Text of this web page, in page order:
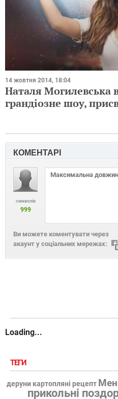
14 жовтня 2014, 18:04
Наталя Могилевська
грандіозне шоу,
КОМЕНТАРІ
символів
999
Ви можете коментувати через
акаунт у соціальних мережах:
Loading...
ТЕГИ
деруни картопляні рецепт
прикольні